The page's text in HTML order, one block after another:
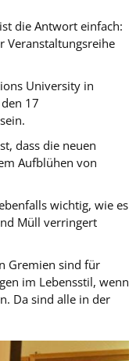
die Antwort einfach:
Veranstaltungsreihe
University in
17
dass die neuen
Aufblühen von
wichtig, wie es
Müll verringert
Gremien sind für
im Lebensstil, wenn
Da sind alle in der